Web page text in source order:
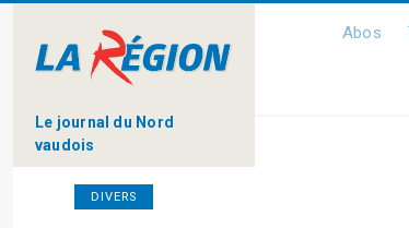
Le journal du Nord
vaudois
Abos
DIVERS